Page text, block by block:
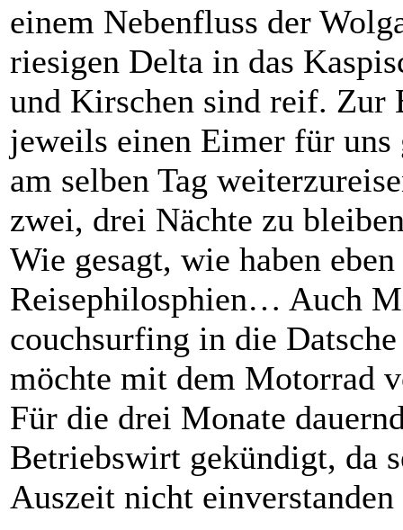
einem Nebenfluss der
riesigen Delta in das
und Kirschen sind reif. Zur
jeweils einen Eimer für
am selben Tag
zwei, drei Nächte zu
Wie gesagt, wie haben
Reisephilosphien… Auch
couchsurfing in die
möchte mit dem Motorrad
Für die drei Monate
Betriebswirt gekündigt, da
Auszeit nicht einverstanden